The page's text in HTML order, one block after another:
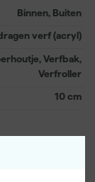
egaal wordt
of kleine
Binnen, Buiten
verf (acryl)
Verfbak,
Verfroller
10 cm